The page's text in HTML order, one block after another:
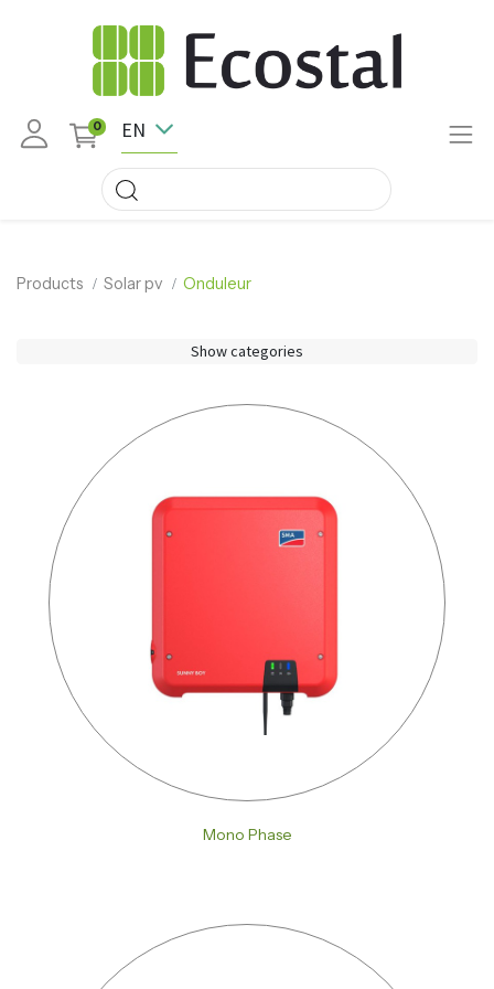
0 EN
Products Solar pv Onduleur
Show categories
Mono Phase